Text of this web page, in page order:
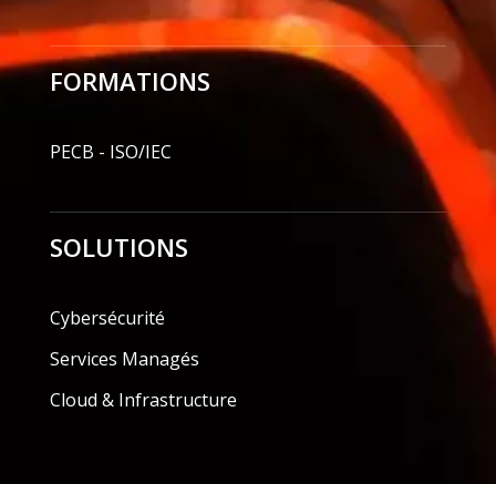
FORMATIONS
PECB - ISO/IEC
SOLUTIONS
Cybersécurité
Services Managés
Cloud & Infrastructure